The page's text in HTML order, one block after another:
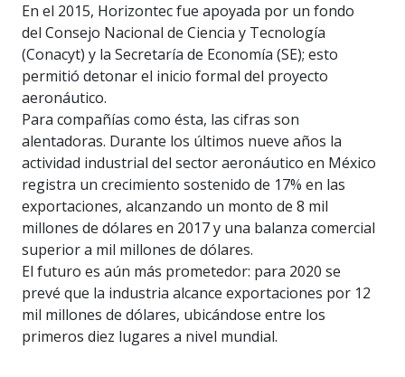
En el 2015, Horizontec fue apoyada por un fondo
del Consejo Nacional de Ciencia y Tecnología
(Conacyt) y la Secretaría de Economía (SE); esto
permitió detonar el inicio formal del proyecto
aeronáutico.
Para compañías como ésta, las cifras son
alentadoras. Durante los últimos nueve años la
actividad industrial del sector aeronáutico en México
registra un crecimiento sostenido de 17% en las
exportaciones, alcanzando un monto de 8 mil
millones de dólares en 2017 y una balanza comercial
superior a mil millones de dólares.
El futuro es aún más prometedor: para 2020 se
prevé que la industria alcance exportaciones por 12
mil millones de dólares, ubicándose entre los
primeros diez lugares a nivel mundial.